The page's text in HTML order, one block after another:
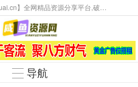
咸鱼资源网【www.xianyuai.cn】全网精品资源分享平台,破解软件,技术源码,火爆项目,工具辅助,这里无所不有。
导航